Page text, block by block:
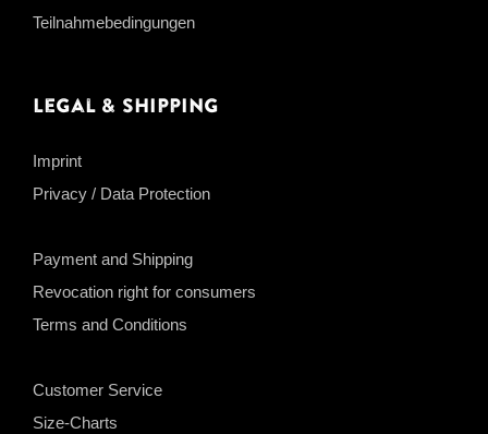
Teilnahmebedingungen
Legal & Shipping
Imprint
Privacy / Data Protection
Payment and Shipping
Revocation right for consumers
Terms and Conditions
Customer Service
Size-Charts